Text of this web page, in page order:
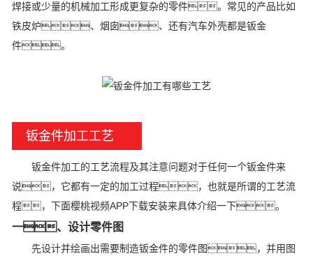
焊接或少量的机械加工形成更复杂的零件。常见的产品比如
铁皮炉、烟囱、还有汽车外壳都是钣金
件。
钣金件加工工艺
钣金件加工的工艺流程及其注意问题对于任何一个钣金件来
说，它都有一定的加工过程，也就是所谓的工艺流
程，下面樱桃视频APP下载安装来具体介绍一下。
一、设计零件图
先设计并绘画出需要制造钣金件的零件图，并用图